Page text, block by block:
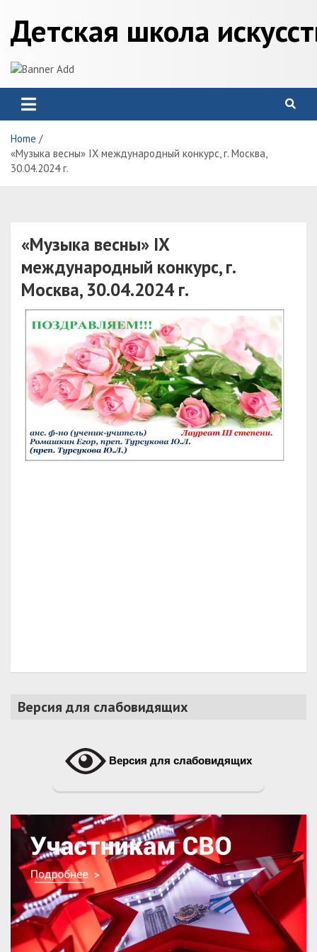
content
Детская школа
Home
«Музыка весны» IX международный конкурс, г. Москва,
30.04.2024 г.
«Музыка весны» IX
международный конкурс, г.
Москва, 30.04.2024 г.
Версия для слабовидящих
Версия для слабовидящих